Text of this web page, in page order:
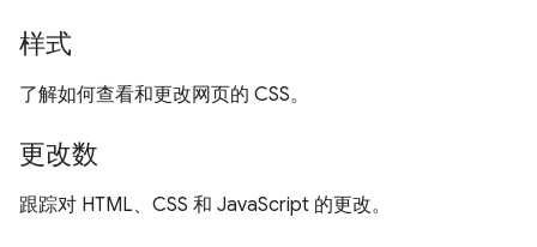
样式
了解如何查看和更改网页的 CSS。
更改数
跟踪对 HTML、CSS 和 JavaScript 的更改。